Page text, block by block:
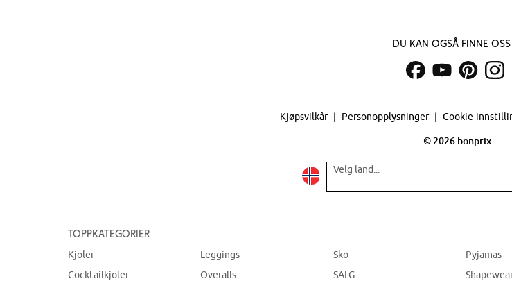
Du kan også finne oss
Kjøpsvilkår Personopplysninger Cookie-
© 2026 bonprix.
Velg land...
Toppkategorier
Kjoler
Cocktailkjoler
Leggings
Overalls
Sko
SALG
Pyjamas